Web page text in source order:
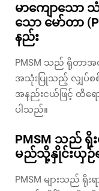
မာကျောသ
သော မော်တာ
နည်း
PMSM သည် ရိုတာအ
အသုံးပြုသည့် လျှပ်စစ်
အနည်းငယ်ဖြင့် ထိရေ
ပါသည်။
PMSM သည် ရို
မည်သို့နှိုင်းယှဉ်
PMSM များသည်